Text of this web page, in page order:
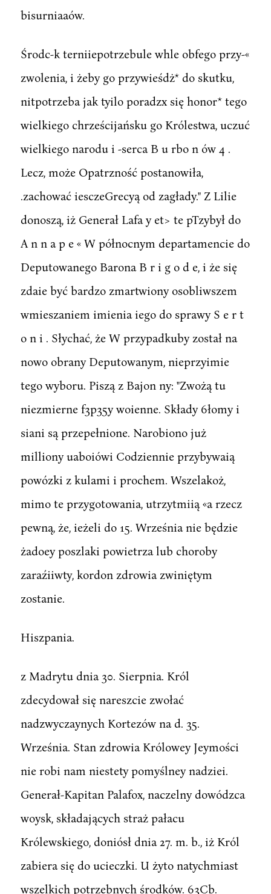
bisurniaaów.
Środc-k terniiepotrzebule whle obfego przy-«
zwolenia, i żeby go przywieśdż* do skutku,
nitpotrzeba jak tyilo poradzx się honor* tego
wielkiego chrześcijańsku go Królestwa, uczuć
wielkiego narodu i -serca B u rbo n ów 4 .
Lecz, może Opatrzność postanowiła,
.zachować iesczeGrecyą od zagłady." Z Lilie
donoszą, iż Generał Lafa y et> te pTzybył do
A n n a p e « W północnym departamencie do
Deputowanego Barona B r i g o d e, i że się
zdaie być bardzo zmartwiony osobliwszem
wmieszaniem imienia iego do sprawy S e r t
o n i . Słychać, że W przypadkuby został na
nowo obrany Deputowanym, nieprzyimie
tego wyboru. Piszą z Bajon ny: "Zwożą tu
niezmierne f3p35y woienne. Składy 6łomy i
siani są przepełnione. Narobiono już
milliony uaboiówi Codziennie przybywaią
powózki z kulami i prochem. Wszelakoż,
mimo te przygotowania, utrzytmiią «a rzecz
pewną, że, ieżeli do 15. Września nie będzie
żadoey poszlaki powietrza lub choroby
zaraźiiwty, kordon zdrowia zwiniętym
zostanie.
Hiszpania.
z Madrytu dnia 30. Sierpnia. Król
zdecydował się nareszcie zwołać
nadzwyczaynych Kortezów na d. 35.
Września. Stan zdrowia Królowey Jeymości
nie robi nam niestety pomyślney nadziei.
Generał-Kapitan Palafox, naczelny dowódzca
woysk, składających straż pałacu
Królewskiego, doniósł dnia 27. m. b., iż Król
zabiera się do ucieczki. U żyto natychmiast
wszelkich potrzebnych środków. 63Cb.